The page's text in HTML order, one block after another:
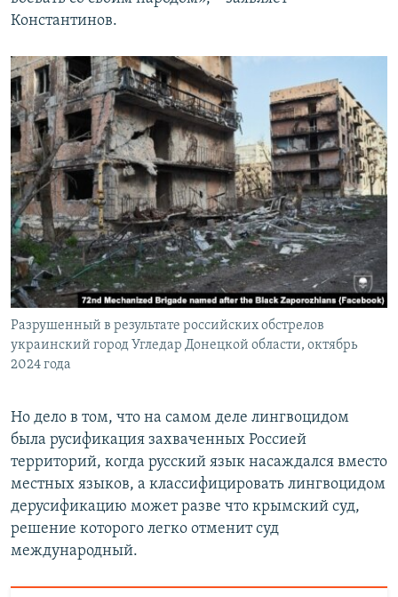
Константинов.
Разрушенный в результате российских обстрелов
украинский город Угледар Донецкой области, октябрь
2024 года
Но дело в том, что на самом деле лингвоцидом
была русификация захваченных Россией
территорий, когда русский язык насаждался вместо
местных языков, а классифицировать лингвоцидом
дерусификацию может разве что крымский суд,
решение которого легко отменит суд
международный.